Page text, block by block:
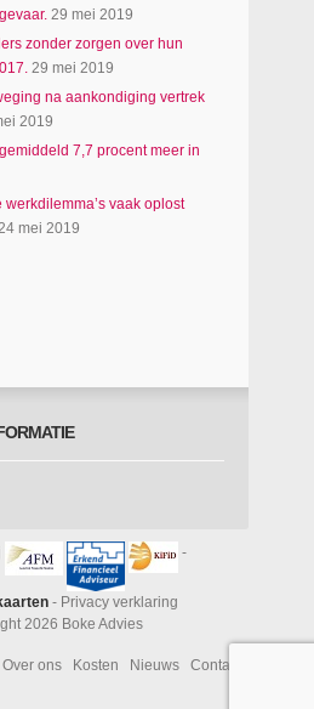
29 mei 2019
zonder zorgen over hun
29 mei 2019
na aankondiging vertrek
2019
7,7 procent meer in
werkdilemma’s vaak oplost
mei 2019
-
- Privacy verklaring
2026 Boke Advies
Over ons Kosten Nieuws Contact